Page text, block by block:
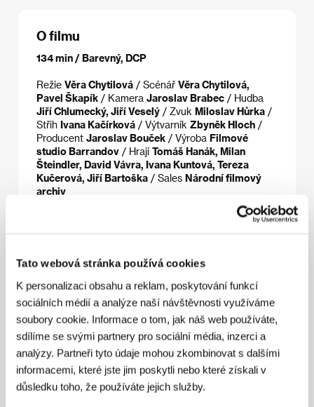
Tato webová stránka používá cookies
K personalizaci obsahu a reklam, poskytování funkcí
sociálních médií a analýze naší návštěvnosti využíváme
soubory cookie. Informace o tom, jak náš web používáte,
sdílíme se svými partnery pro sociální média, inzerci a
analýzy. Partneři tyto údaje mohou zkombinovat s dalšími
informacemi, které jste jim poskytli nebo které získali v
důsledku toho, že používáte jejich služby.
O filmu
134 min / Barevný, DCP
Režie Věra Chytilová / Scénář Věra Chytilová,
Pavel Škapík / Kamera Jaroslav Brabec / Hudba
Jiří Chlumecký, Jiří Veselý / Zvuk Miloslav Hůrka /
Střih Ivana Kačírková / Výtvarník Zbyněk Hloch /
Producent Jaroslav Bouček / Výroba Filmové
studio Barrandov / Hrají Tomáš Hanák, Milan
Šteindler, David Vávra, Ivana Kuntová, Tereza
Kučerová, Jiří Bartoška / Sales Národní filmový
archiv
Režie